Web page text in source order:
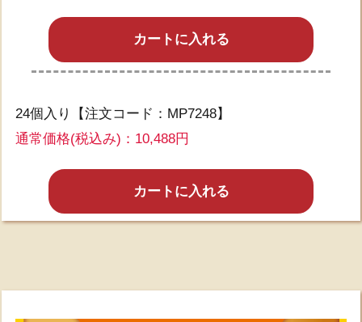
カートに入れる
24個入り【注文コード：MP7248】
通常価格(税込み)：10,488円
カートに入れる